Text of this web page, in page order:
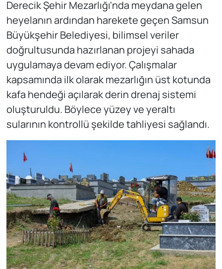
Derecik Şehir Mezarlığı'nda meydana gelen
heyelanın ardından harekete geçen Samsun
Büyükşehir Belediyesi, bilimsel veriler
doğrultusunda hazırlanan projeyi sahada
uygulamaya devam ediyor. Çalışmalar
kapsamında ilk olarak mezarlığın üst kotunda
kafa hendeği açılarak derin drenaj sistemi
oluşturuldu. Böylece yüzey ve yeraltı
sularının kontrollü şekilde tahliyesi sağlandı.